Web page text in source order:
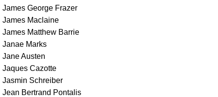
James George Frazer
James Maclaine
James Matthew Barrie
Janae Marks
Jane Austen
Jaques Cazotte
Jasmin Schreiber
Jean Bertrand Pontalis